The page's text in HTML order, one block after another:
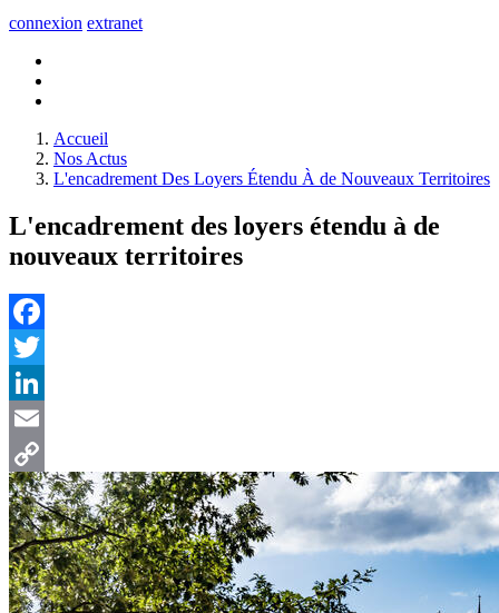
connexion extranet
Accueil
Nos Actus
L'encadrement Des Loyers Étendu À de Nouveaux Territoires
L'encadrement des loyers étendu à de
nouveaux territoires
Facebook
Twitter
LinkedIn
Email
Copy
Link